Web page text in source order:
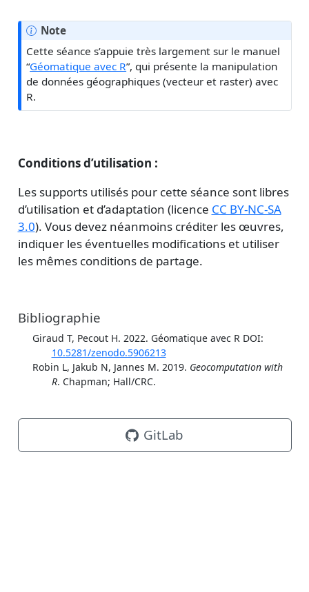
Note
Cette séance s’appuie très largement sur le manuel
“Géomatique avec R”, qui présente la manipulation
de données géographiques (vecteur et raster) avec
R.
Conditions d’utilisation :
Les supports utilisés pour cette séance sont libres
d’utilisation et d’adaptation (licence CC BY-NC-SA
3.0). Vous devez néanmoins créditer les œuvres,
indiquer les éventuelles modifications et utiliser
les mêmes conditions de partage.
Bibliographie
Giraud T, Pecout H. 2022. Géomatique avec R DOI:
10.5281/zenodo.5906213
Robin L, Jakub N, Jannes M. 2019. Geocomputation with
R. Chapman; Hall/CRC.
GitLab